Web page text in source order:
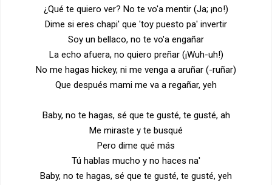
¿Qué te quiero ver? No te vo'a mentir (Ja; ¡no!)
Dime si eres chapi' que 'toy puesto pa' invertir
Soy un bellaco, no te vo'a engañar
La echo afuera, no quiero preñar (¡Wuh-uh!)
No me hagas hickey, ni me venga a aruñar (-ruñar)
Que después mami me va a regañar, yeh
Baby, no te hagas, sé que te gusté, te gusté, ah
Me miraste y te busqué
Pero dime qué más
Tú hablas mucho y no haces na'
Baby, no te hagas, sé que te gusté, te gusté, yeh